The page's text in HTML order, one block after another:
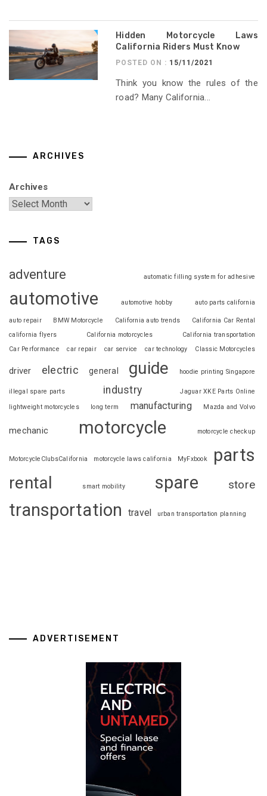
Hidden Motorcycle Laws
California Riders Must Know
POSTED ON : 15/11/2021
Think you know the rules of the
road? Many California...
ARCHIVES
Archives
TAGS
adventure automatic filling system for adhesive
automotive automotive hobby auto parts california
auto repair BMW Motorcycle California auto trends
California Car Rental
california flyers
California motorcycles
California transportation
Car Performance
car repair car service car technology Classic Motorcycles
driver electric general guide hoodie printing Singapore
illegal spare parts industry
Jaguar XKE Parts Online
lightweight motorcycles
long term manufacturing Mazda and Volvo
mechanic motorcycle motorcycle checkup
MotorcycleClubsCalifornia motorcycle laws california MyFxbook parts
rental smart mobility spare store
transportation travel urban transportation planning
ADVERTISEMENT